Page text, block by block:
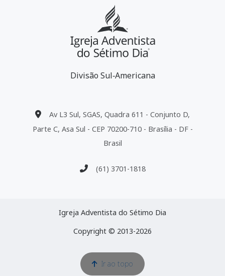
Divisão Sul‑Americana
Av L3 Sul, SGAS, Quadra 611 - Conjunto D,
Parte C, Asa Sul - CEP 70200-710 - Brasília - DF -
Brasil
(61) 3701-1818
Igreja Adventista do Sétimo Dia
Copyright © 2013-2026
Ir ao topo